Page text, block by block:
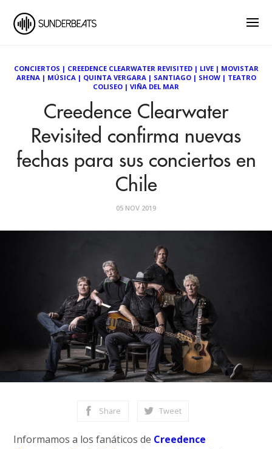
CONCIERTOS | CREEDENCE CLEARWATER REVISITED| LIVE| MOVISTAR
ARENA| MÚSICA| QUINTA VERGARA| SANTIAGO| SHOW| TEATRO
COLISEO | VIÑA DEL MAR
Creedence Clearwater
Revisited confirma nuevas
fechas para sus conciertos en
Chile
05 NOV 2019
Share Tweet
Informamos a los fanáticos de Creedence